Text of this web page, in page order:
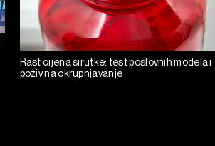
Rast cijena sirutke: test poslovnih modela i
poziv na okrupnjavanje